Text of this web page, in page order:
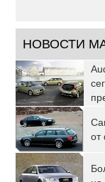
НОВОСТИ
от